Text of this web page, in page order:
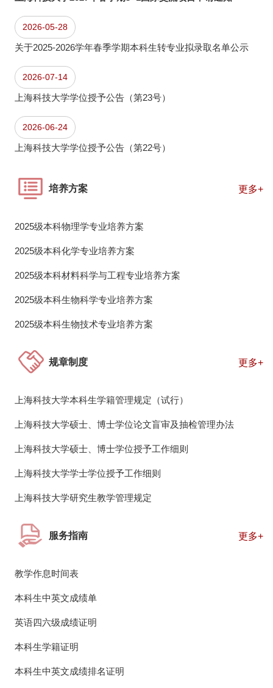
2026-05-28
关于2025-2026学年春季学期本科生转专业拟录取名单公示
2026-07-14
上海科技大学学位授予公告（第23号）
2026-06-24
上海科技大学学位授予公告（第22号）
培养方案 更多+
2025级本科物理学专业培养方案
2025级本科化学专业培养方案
2025级本科材料科学与工程专业培养方案
2025级本科生物科学专业培养方案
2025级本科生物技术专业培养方案
规章制度 更多+
上海科技大学本科生学籍管理规定（试行）
上海科技大学硕士、博士学位论文盲审及抽检管理办法
上海科技大学硕士、博士学位授予工作细则
上海科技大学学士学位授予工作细则
上海科技大学研究生教学管理规定
服务指南 更多+
教学作息时间表
本科生中英文成绩单
英语四六级成绩证明
本科生学籍证明
本科生中英文成绩排名证明